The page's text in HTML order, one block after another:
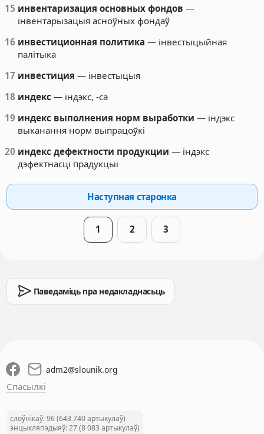
15 инвентаризация основных фондов —
інвентарызацыя асноўных фондаў
16 инвестиционная политика — інвестыцыйная
палітыка
17 инвестиция — інвестыцыя
18 индекс — індэкс, -са
19 индекс выполнения норм выработки — індэкс
выканання норм выпрацоўкі
20 индекс дефектности продукции — індэкс
дэфектнасці прадукцыі
Наступная старонка
1 2 3
Паведаміць пра недакладнасьць
adm2@slounik.org
Спасылкі
слоўнікаў: 96 (643 740 артыкулаў)
энцыкляпэдыяў: 27 (8 083 артыкулаў)